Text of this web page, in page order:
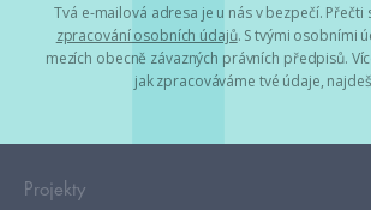
Tvá e-mailová adresa je u nás v bezpečí. Přečti
zpracování osobních údajů. S tvými osobními
mezích obecně závazných právních předpisů.
jak zpracováváme tvé údaje, najdeš
Projekty